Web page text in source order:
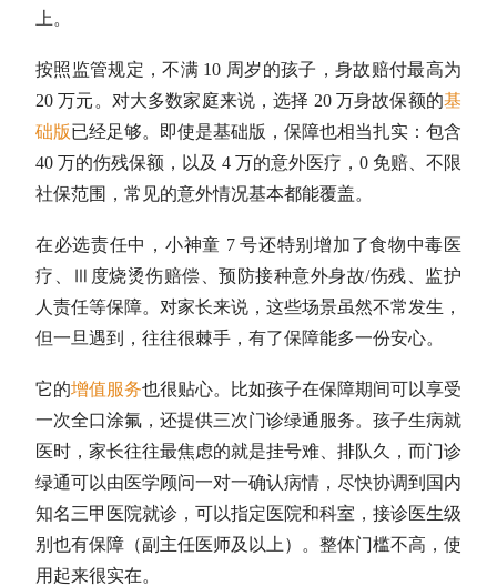
上。
按照监管规定，不满 10 周岁的孩子，身故赔付最高为
20 万元。对大多数家庭来说，选择 20 万身故保额的基
础版已经足够。即使是基础版，保障也相当扎实：包含
40 万的伤残保额，以及 4 万的意外医疗，0 免赔、不限
社保范围，常见的意外情况基本都能覆盖。
在必选责任中，小神童 7 号还特别增加了食物中毒医
疗、Ⅲ度烧烫伤赔偿、预防接种意外身故/伤残、监护
人责任等保障。对家长来说，这些场景虽然不常发生，
但一旦遇到，往往很棘手，有了保障能多一份安心。
它的增值服务也很贴心。比如孩子在保障期间可以享受
一次全口涂氟，还提供三次门诊绿通服务。孩子生病就
医时，家长往往最焦虑的就是挂号难、排队久，而门诊
绿通可以由医学顾问一对一确认病情，尽快协调到国内
知名三甲医院就诊，可以指定医院和科室，接诊医生级
别也有保障（副主任医师及以上）。整体门槛不高，使
用起来很实在。